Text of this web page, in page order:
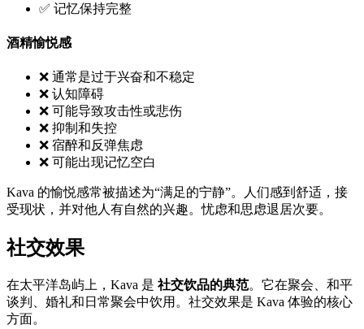
✅ 记忆保持完整
酒精愉悦感
❌ 通常是过于兴奋和不稳定
❌ 认知障碍
❌ 可能导致攻击性或悲伤
❌ 抑制和失控
❌ 宿醉和反弹焦虑
❌ 可能出现记忆空白
Kava 的愉悦感常被描述为“满足的宁静”。人们感到舒适，接
受现状，并对他人有自然的兴趣。忧虑和思虑退居次要。
社交效果
在太平洋岛屿上，Kava 是 社交饮品的典范。它在聚会、和平
谈判、婚礼和日常聚会中饮用。社交效果是 Kava 体验的核心
方面。